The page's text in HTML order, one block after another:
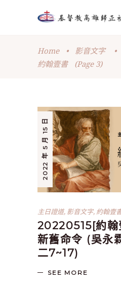
Home • 影音文字 •
約翰壹書
(Page 3)
2022 年 5 月 15 日
主日證道, 影音文字, 約翰壹
20220515[約
新舊命令 (吳永
二7~17)
SEE MORE